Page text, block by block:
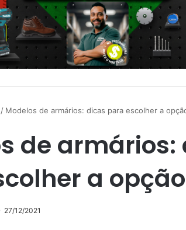
/ Modelos de armários: dicas para escolher a
de armários:
a
27/12/2021